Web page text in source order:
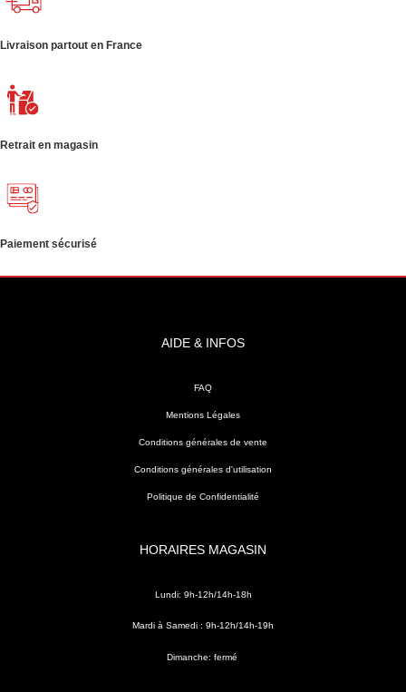
Livraison partout en France
Retrait en magasin
Paiement sécurisé
AIDE & INFOS
FAQ
Mentions Légales
Conditions générales de vente
Conditions générales d'utilisation
Politique de Confidentialité
HORAIRES MAGASIN
Lundi: 9h-12h/14h-18h
Mardi à Samedi : 9h-12h/14h-19h
Dimanche: fermé